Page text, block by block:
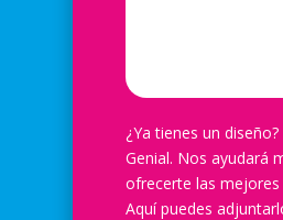
¿Ya tienes un diseño?
Genial. Nos ayudará
ofrecerte las mejores
Aquí puedes